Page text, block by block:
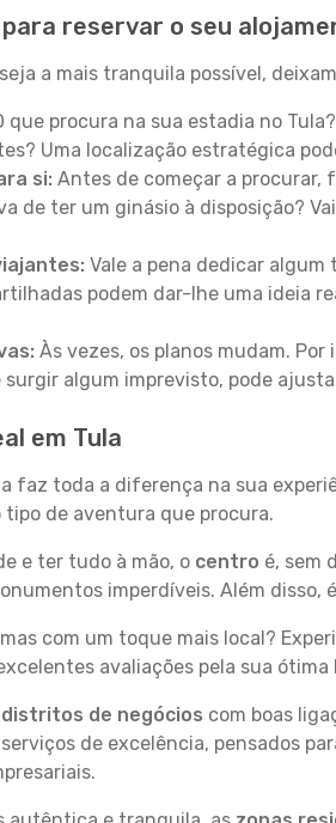
reservar o seu
a mais tranquila possível,
que procura na sua estadia no
Uma localização estratégica
si: Antes de começar a procurar,
de ter um ginásio à disposição?
Vale a pena dedicar
podem dar-lhe uma ideia
Às vezes, os planos mudam.
algum imprevisto, pode
em Tula
faz toda a diferença na sua
tipo de aventura que procura.
e ter tudo à mão, o centro é, sem
imperdíveis. Além disso,
com um toque mais local?
avaliações pela sua ótima
distritos de negócios com boas
de excelência, pensados